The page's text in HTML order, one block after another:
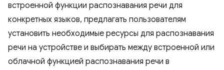
встроенной функции распознавания речи для
конкретных языков, предлагать пользователям
установить необходимые ресурсы для распознавания
речи на устройстве и выбирать между встроенной или
облачной функцией распознавания речи в